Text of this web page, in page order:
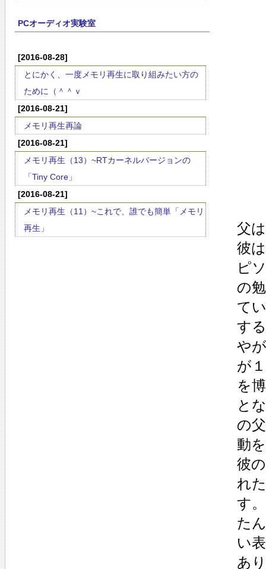
PCオーディオ実験室
[2016-08-28]
とにかく、一度メモリ再生に取り組みたい方の
ために（＾＾ｖ
[2016-08-21]
メモリ再生再論
[2016-08-21]
メモリ再生（13）~RTカーネルバージョンの
「Tiny Core」
[2016-08-21]
メモリ再生（11）~これで、誰でも簡単「メモリ
再生」
父
彼
ピ
の
て
す
や
が
を
と
の
動
彼
れ
す。
た
い
あ